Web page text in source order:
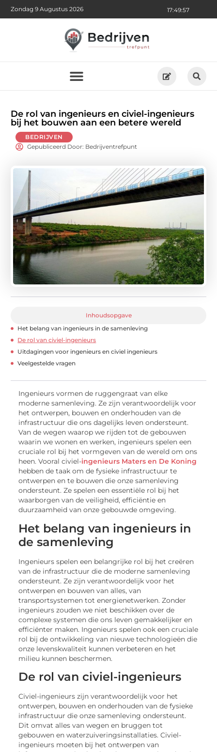
17:49:59
Zondag 9 Augustus 2026
De rol van ingenieurs en civiel-ingenieurs
bij het bouwen aan een betere wereld
BEDRIJVEN
Gepubliceerd Door: Bedrijventrefpunt
Inhoudsopgave
Het belang van ingenieurs in de samenleving
De rol van civiel-ingenieurs
Uitdagingen voor ingenieurs en civiel ingenieurs
Veelgestelde vragen
Ingenieurs vormen de ruggengraat van elke
moderne samenleving. Ze zijn verantwoordelijk voor
het ontwerpen, bouwen en onderhouden van de
infrastructuur die ons dagelijks leven ondersteunt.
Van de wegen waarop we rijden tot de gebouwen
waarin we wonen en werken, ingenieurs spelen een
cruciale rol bij het vormgeven van de wereld om ons
heen. Vooral civiel-ingenieurs Maters en De Koning
hebben de taak om de fysieke infrastructuur te
ontwerpen en te bouwen die onze samenleving
ondersteunt. Ze spelen een essentiële rol bij het
waarborgen van de veiligheid, efficiëntie en
duurzaamheid van onze gebouwde omgeving.
Het belang van ingenieurs in
de samenleving
Ingenieurs spelen een belangrijke rol bij het creëren
van de infrastructuur die de moderne samenleving
ondersteunt. Ze zijn verantwoordelijk voor het
ontwerpen en bouwen van alles, van
transportsystemen tot energienetwerken. Zonder
ingenieurs zouden we niet beschikken over de
complexe systemen die ons leven gemakkelijker en
efficiënter maken. Ingenieurs spelen ook een cruciale
rol bij de ontwikkeling van nieuwe technologieën die
onze levenskwaliteit kunnen verbeteren en het
milieu kunnen beschermen.
De rol van civiel-ingenieurs
Civiel-ingenieurs zijn verantwoordelijk voor het
ontwerpen, bouwen en onderhouden van de fysieke
infrastructuur die onze samenleving ondersteunt.
Dit omvat alles van wegen en bruggen tot
gebouwen en waterzuiveringsinstallaties. Civiel-
ingenieurs moeten bij het ontwerpen van